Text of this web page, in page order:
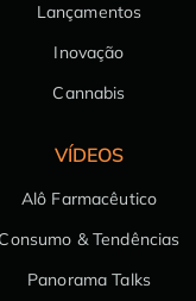
Lançamentos
Inovação
Cannabis
VÍDEOS
Alô Farmacêutico
Consumo & Tendências
Panorama Talks